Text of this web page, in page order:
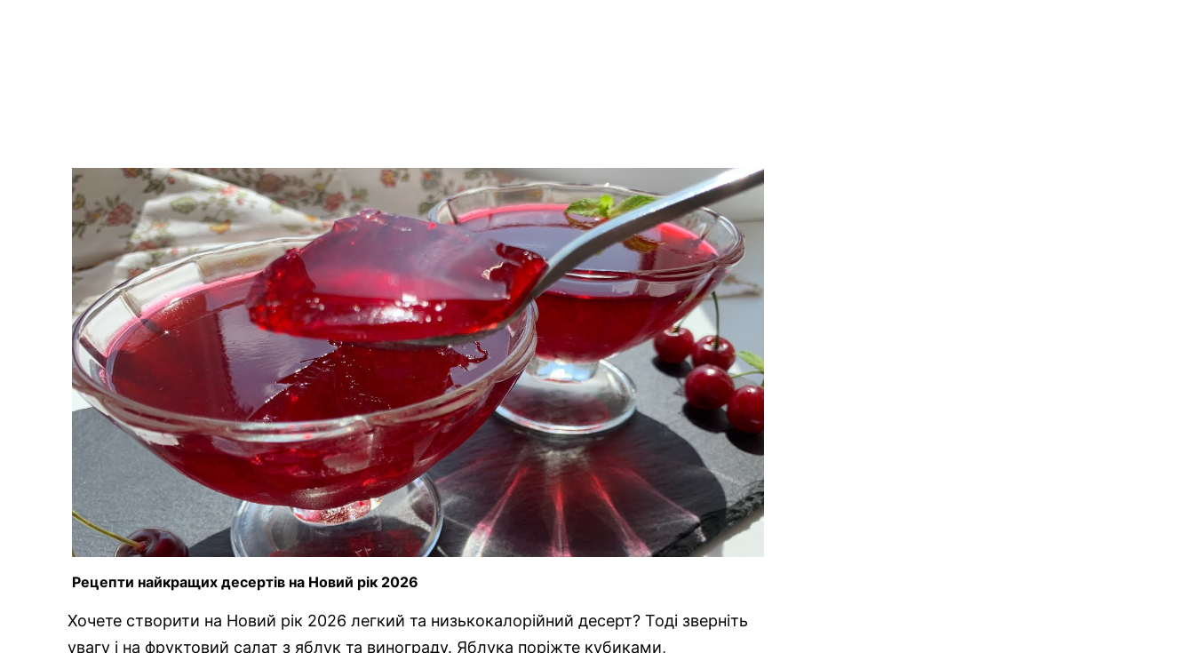
Рецепти найкращих десертів на Новий рік 2026
Хочете створити на Новий рік 2026 легкий та низькокалорійний десерт? Тоді зверніть
увагу і на фруктовий салат з яблук та винограду. Яблука поріжте кубиками,